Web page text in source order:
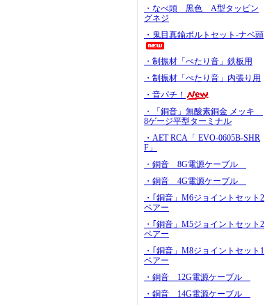
・なべ頭 黒色 A型タッピン
グネジ
・鬼目真鍮ボルトセット-ナベ頭
・制振材「ぺたり音」鉄板用
・制振材「ぺたり音」内張り用
・音パチ！
・「銅音」無酸素銅金 メッキ
8ゲージ平型ターミナル
・AET RCA「 EVO-0605B-SHR
F」
・銅音 8G電源ケーブル
・銅音 4G電源ケーブル
・｢銅音」M6ジョイントセット2
ペアー
・｢銅音」M5ジョイントセット2
ペアー
・｢銅音」M8ジョイントセット1
ペアー
・銅音 12G電源ケーブル
・銅音 14G電源ケーブル